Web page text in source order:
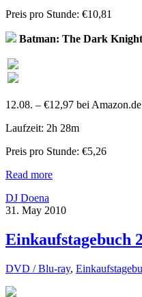
Preis pro Stunde: €10,81
Batman: The Dark
12.08. – €12,97 bei Amazon.de
Laufzeit: 2h 28m
Preis pro Stunde: €5,26
Read more
DJ Doena
31. May 2010
Einkaufstagebuch
DVD / Blu-ray,